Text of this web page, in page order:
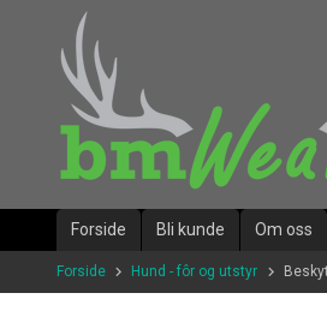
innholdet
Forside Bli kunde Om oss
Forside Hund - fôr og utstyr